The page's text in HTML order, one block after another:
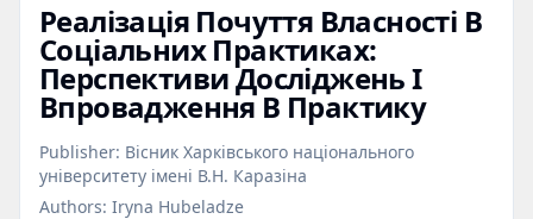
Реалізація Почуття Власності В
Соціальних Практиках:
Перспективи Досліджень І
Впровадження В Практику
Publisher: Вісник Харківського національного
університету імені В.Н. Каразіна
Authors: Iryna Hubeladze